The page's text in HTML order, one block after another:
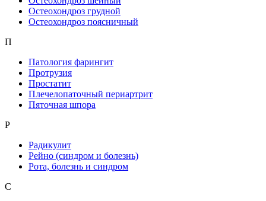
Остеохондроз грудной
Остеохондроз поясничный
П
Патология фарингит
Протрузия
Простатит
Плечелопаточный периартрит
Пяточная шпора
Р
Радикулит
Рейно (синдром и болезнь)
Рота, болезнь и синдром
С